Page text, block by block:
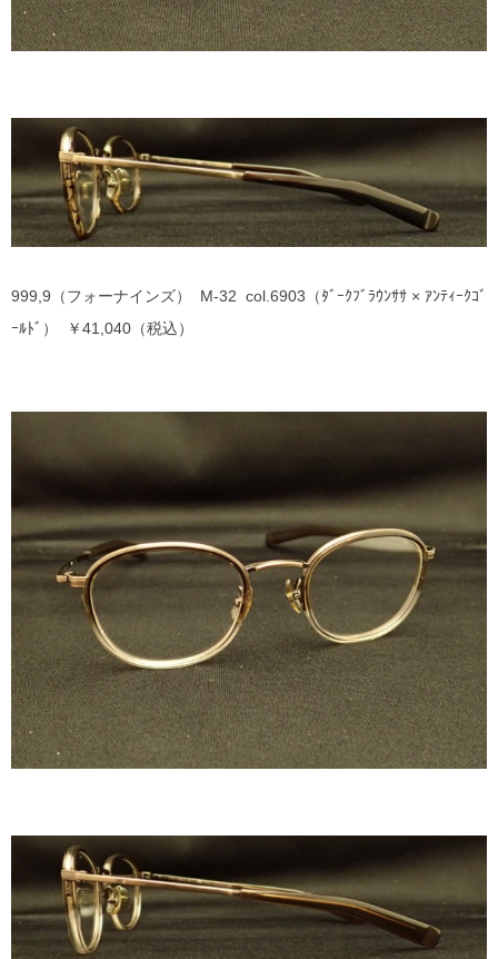
999,9（フォーナインズ） M-32 col.6903（ﾀﾞｰｸﾌﾞﾗｳﾝｻｻ × ｱﾝﾃｨｰｸｺﾞ
ｰﾙﾄﾞ） ￥41,040（税込）